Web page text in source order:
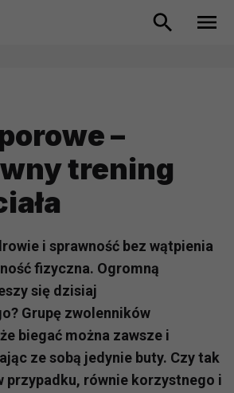
–
trening
i sprawność bez wątpienia
fizyczna. Ogromną
się dzisiaj
Grupę zwolenników
biegać można zawsze i
ze sobą jedynie buty. Czy tak
przypadku, równie korzystnego i